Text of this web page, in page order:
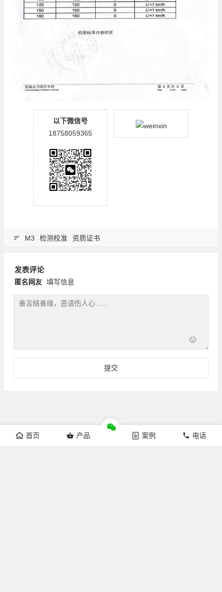
以下微信号
18758059365
M3 检测校准 资质证书
发表评论
匿名网友 填写信息
首页 产品 案例 电话